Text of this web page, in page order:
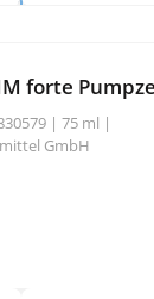
forte
| 75 ml |
GmbH